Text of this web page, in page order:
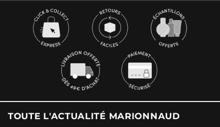
TOUTE L'ACTUALITÉ MARIONNAUD